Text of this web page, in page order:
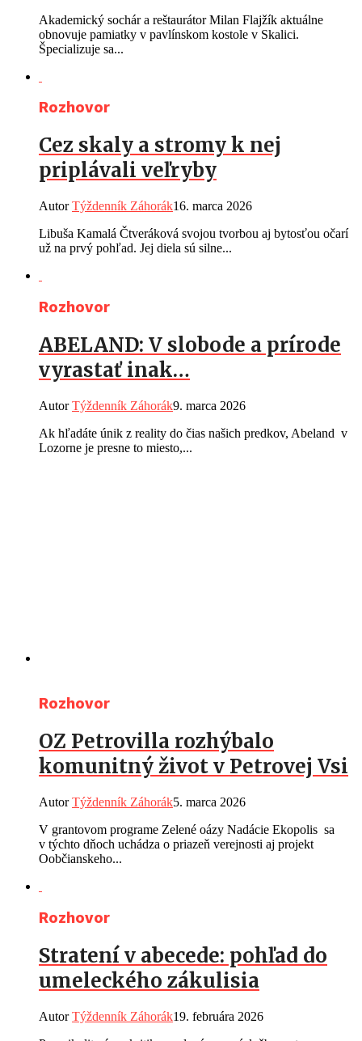
Akademický sochár a reštaurátor Milan Flajžík aktuálne
obnovuje pamiatky v pavlínskom kostole v Skalici.
Špecializuje sa...
Rozhovor
Cez skaly a stromy k nej
priplávali veľryby
AutorTýždenník Záhorák16. marca 2026
Libuša Kamalá Čtveráková svojou tvorbou aj bytosťou očarí
už na prvý pohľad. Jej diela sú silne...
Rozhovor
ABELAND: V slobode a prírode
vyrastať inak…
AutorTýždenník Záhorák9. marca 2026
Ak hľadáte únik z reality do čias našich predkov, Abeland v
Lozorne je presne to miesto,...
Rozhovor
OZ Petrovilla rozhýbalo
komunitný život v Petrovej Vsi
AutorTýždenník Záhorák5. marca 2026
V grantovom programe Zelené oázy Nadácie Ekopolis sa
v týchto dňoch uchádza o priazeň verejnosti aj projekt
Oobčianskeho...
Rozhovor
Stratení v abecede: pohľad do
umeleckého zákulisia
AutorTýždenník Záhorák19. februára 2026